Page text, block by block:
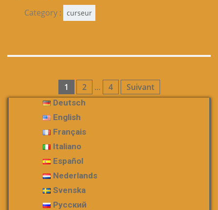
Category : curseur
Pagination
publications
1 2 … 4 Suivant
Deutsch
English
Français
Italiano
Español
Nederlands
Svenska
Русский